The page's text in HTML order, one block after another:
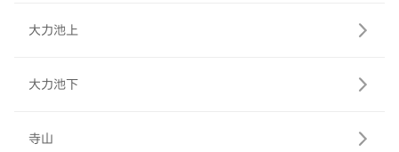
大力池上
大力池下
寺山